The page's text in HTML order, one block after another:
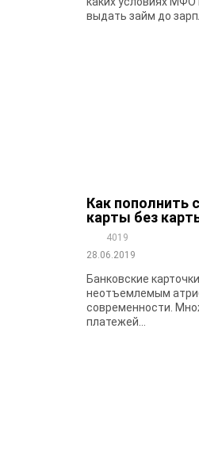
выдать займ до
Как пополнить
карты без
4019
28.06.2019
Банковские
неотъемлемым
современности.
платежей...